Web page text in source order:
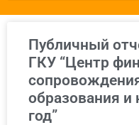
Публичный
ГКУ “Центр
образования и
год”